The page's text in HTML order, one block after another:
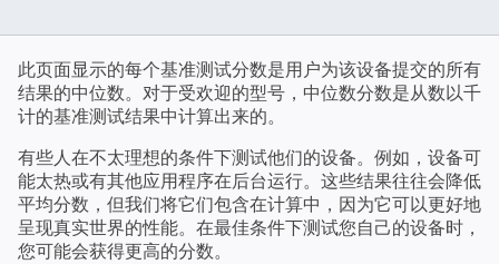
此页面显示的每个基准测试分数是用户为该设备提交的所有
结果的中位数。对于受欢迎的型号，中位数分数是从数以千
计的基准测试结果中计算出来的。
有些人在不太理想的条件下测试他们的设备。例如，设备可
能太热或有其他应用程序在后台运行。这些结果往往会降低
平均分数，但我们将它们包含在计算中，因为它可以更好地
呈现真实世界的性能。在最佳条件下测试您自己的设备时，
您可能会获得更高的分数。